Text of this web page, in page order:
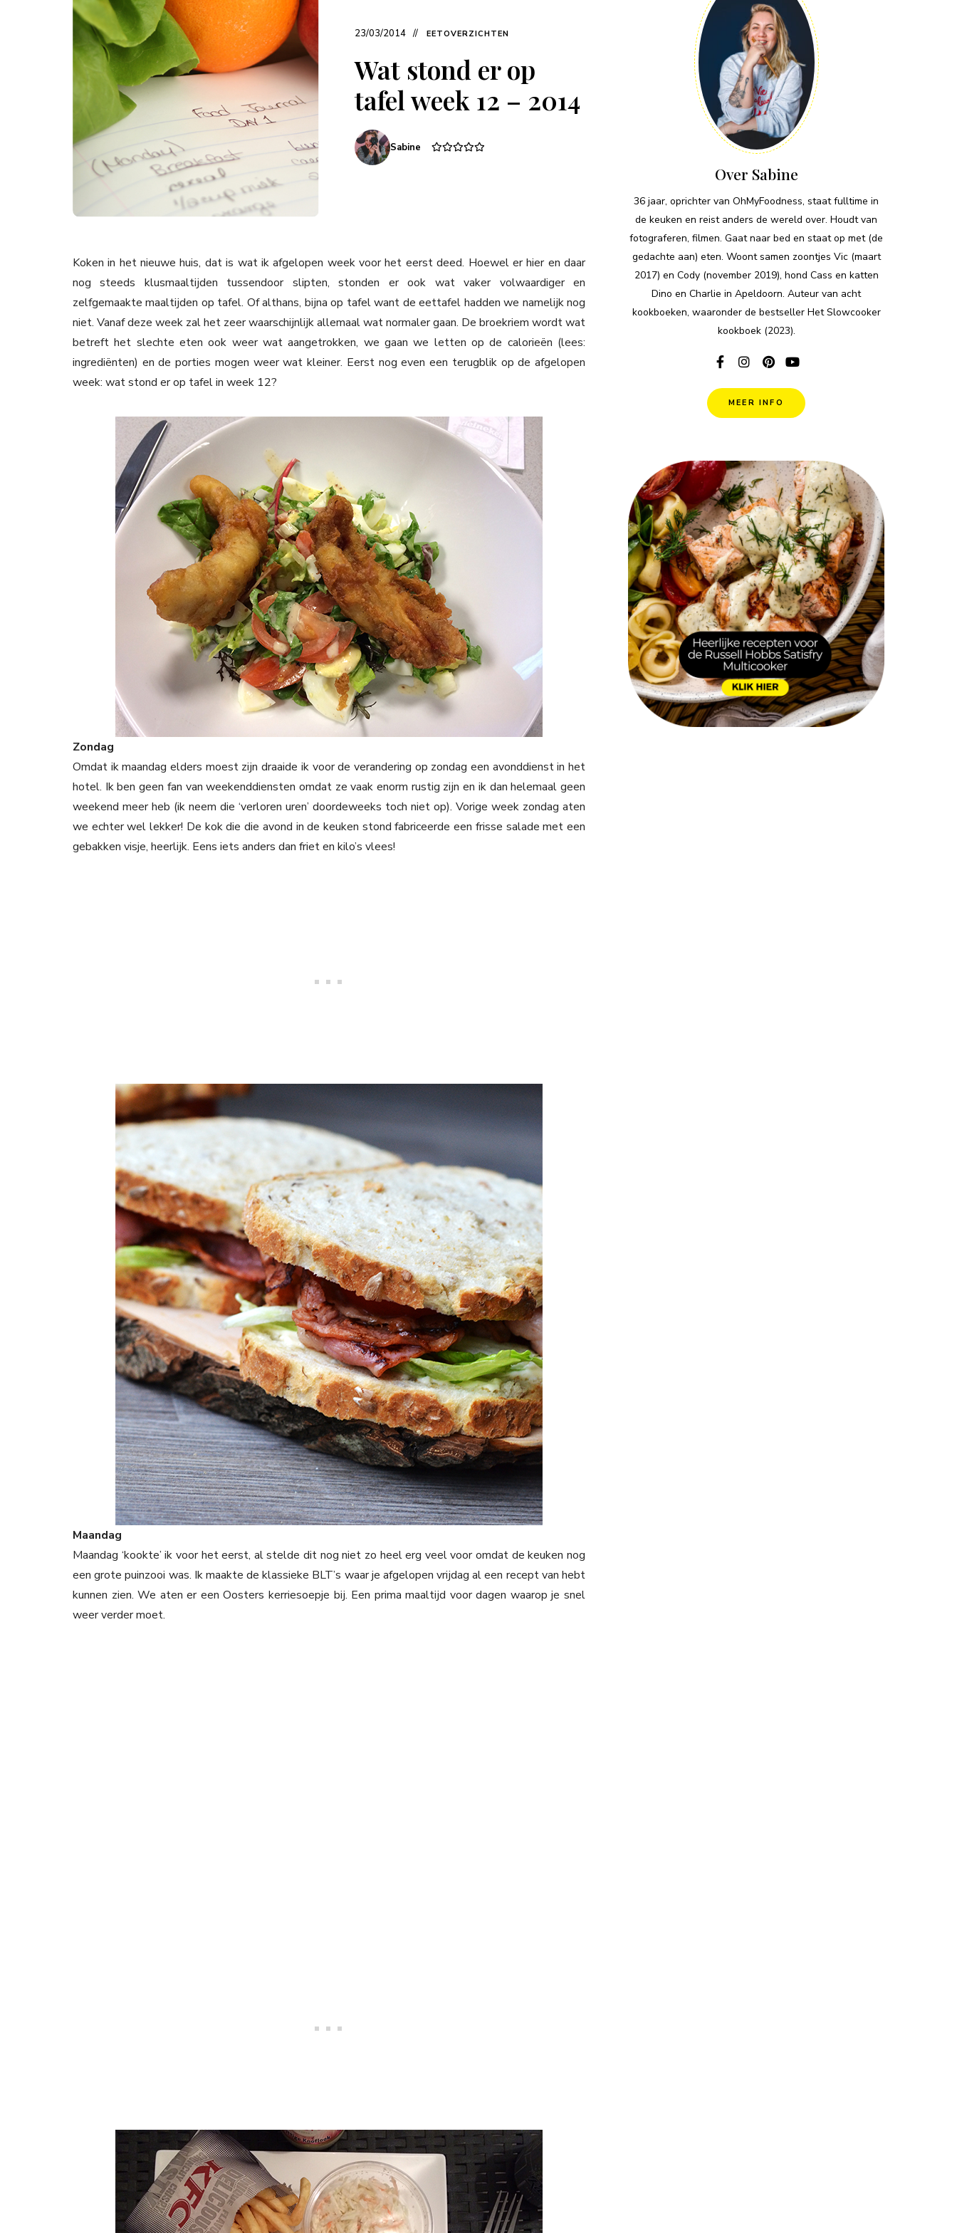
23/03/2014 EETOVERZICHTEN
Wat stond er op
tafel week 12 – 2014
Sabine
Koken in het nieuwe huis, dat is wat ik afgelopen week voor het eerst deed. Hoewel er hier en daar
nog steeds klusmaaltijden tussendoor slipten, stonden er ook wat vaker volwaardiger en
zelfgemaakte maaltijden op tafel. Of althans, bijna op tafel want de eettafel hadden we namelijk nog
niet. Vanaf deze week zal het zeer waarschijnlijk allemaal wat normaler gaan. De broekriem wordt wat
betreft het slechte eten ook weer wat aangetrokken, we gaan we letten op de calorieën (lees:
ingrediënten) en de porties mogen weer wat kleiner. Eerst nog even een terugblik op de afgelopen
week: wat stond er op tafel in week 12?
Zondag
Omdat ik maandag elders moest zijn draaide ik voor de verandering op zondag een avonddienst in het
hotel. Ik ben geen fan van weekenddiensten omdat ze vaak enorm rustig zijn en ik dan helemaal geen
weekend meer heb (ik neem die ‘verloren uren’ doordeweeks toch niet op). Vorige week zondag aten
we echter wel lekker! De kok die die avond in de keuken stond fabriceerde een frisse salade met een
gebakken visje, heerlijk. Eens iets anders dan friet en kilo’s vlees!
Maandag
Maandag ‘kookte’ ik voor het eerst, al stelde dit nog niet zo heel erg veel voor omdat de keuken nog
een grote puinzooi was. Ik maakte de klassieke BLT’s waar je afgelopen vrijdag al een recept van hebt
kunnen zien. We aten er een Oosters kerriesoepje bij. Een prima maaltijd voor dagen waarop je snel
weer verder moet.
Over Sabine
36 jaar, oprichter van OhMyFoodness, staat fulltime in
de keuken en reist anders de wereld over. Houdt van
fotograferen, filmen. Gaat naar bed en staat op met (de
gedachte aan) eten. Woont samen zoontjes Vic (maart
2017) en Cody (november 2019), hond Cass en katten
Dino en Charlie in Apeldoorn. Auteur van acht
kookboeken, waaronder de bestseller Het Slowcooker
kookboek (2023).
MEER INFO